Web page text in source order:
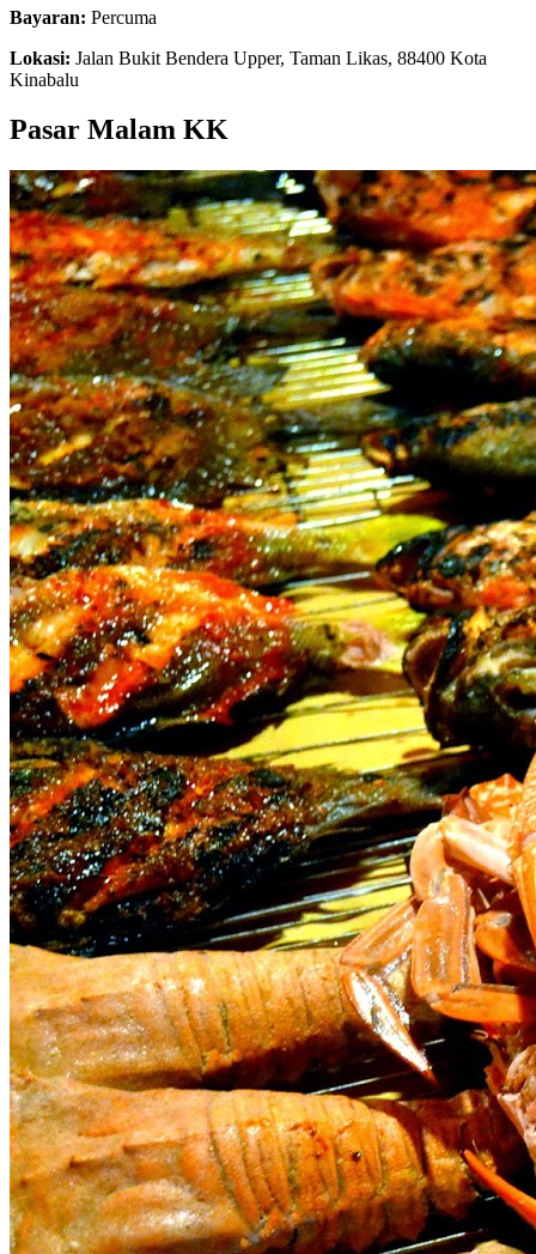
Bayaran: Percuma
Lokasi: Jalan Bukit Bendera Upper, Taman Likas, 88400 Kota
Kinabalu
Pasar Malam KK